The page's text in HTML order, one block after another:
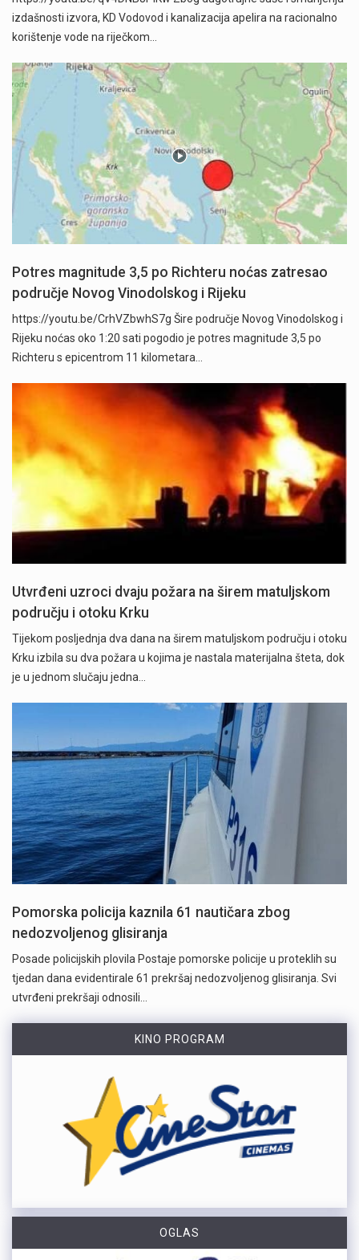
izdašnosti izvora, KD Vodovod i kanalizacija apelira na racionalno
korištenje vode na riječkom…
Potres magnitude 3,5 po Richteru noćas zatresao
područje Novog Vinodolskog i Rijeku
https://youtu.be/CrhVZbwhS7g Šire područje Novog Vinodolskog i
Rijeku noćas oko 1:20 sati pogodio je potres magnitude 3,5 po
Richteru s epicentrom 11 kilometara…
Utvrđeni uzroci dvaju požara na širem matuljskom
području i otoku Krku
Tijekom posljednja dva dana na širem matuljskom području i otoku
Krku izbila su dva požara u kojima je nastala materijalna šteta, dok
je u jednom slučaju jedna…
Pomorska policija kaznila 61 nautičara zbog
nedozvoljenog glisiranja
Posade policijskih plovila Postaje pomorske policije u proteklih su
tjedan dana evidentirale 61 prekršaj nedozvoljenog glisiranja. Svi
utvrđeni prekršaji odnosili…
KINO PROGRAM
OGLAS